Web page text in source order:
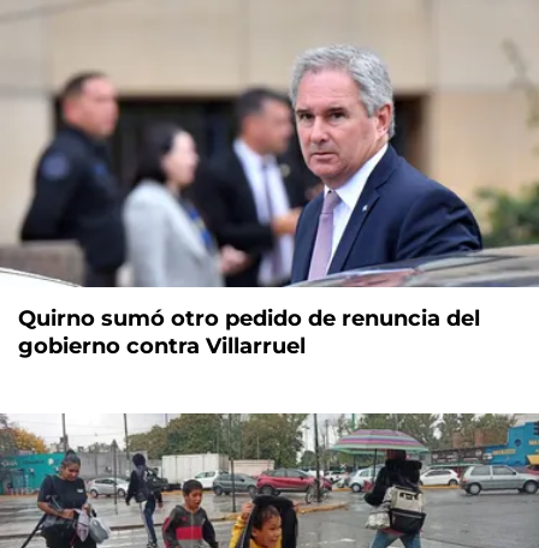
Quirno sumó otro pedido de renuncia del
gobierno contra Villarruel